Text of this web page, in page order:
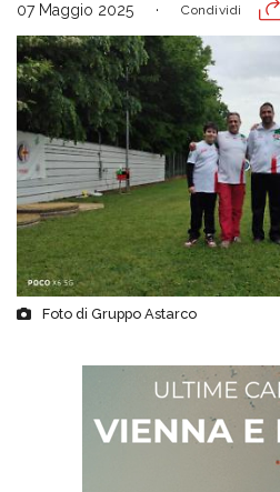
07 Maggio 2025 Condividi
Foto di Gruppo Astarco